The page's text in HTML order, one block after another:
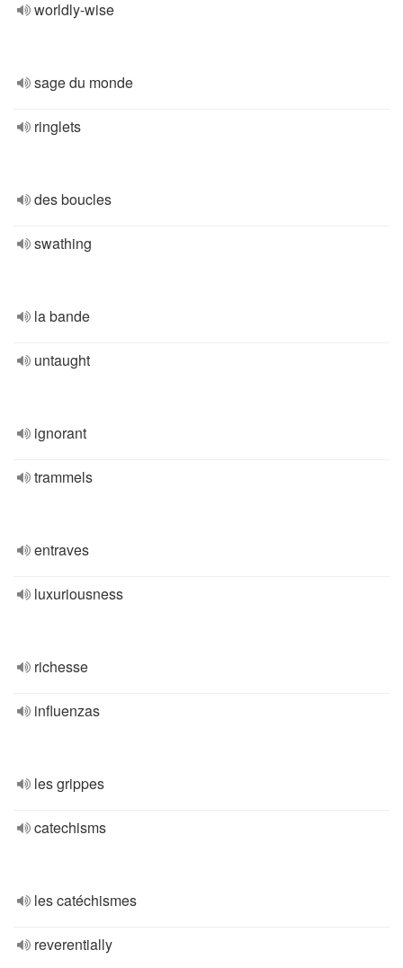
worldly-wise
sage du monde
ringlets
des boucles
swathing
la bande
untaught
ignorant
trammels
entraves
luxuriousness
richesse
influenzas
les grippes
catechisms
les catéchismes
reverentially